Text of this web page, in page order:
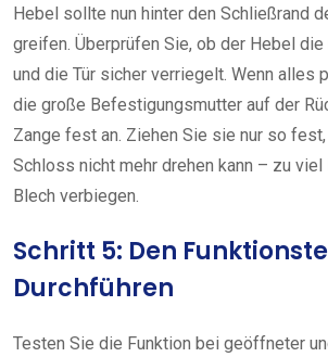
Hebel sollte nun hinter den Schließrand
greifen. Überprüfen Sie, ob der Hebel
und die Tür sicher verriegelt. Wenn alles
die große Befestigungsmutter auf der
Zange fest an. Ziehen Sie sie nur so
Schloss nicht mehr drehen kann – zu viel
Blech verbiegen.
Schritt 5: Den
Durchführen
Testen Sie die Funktion bei geöffneter